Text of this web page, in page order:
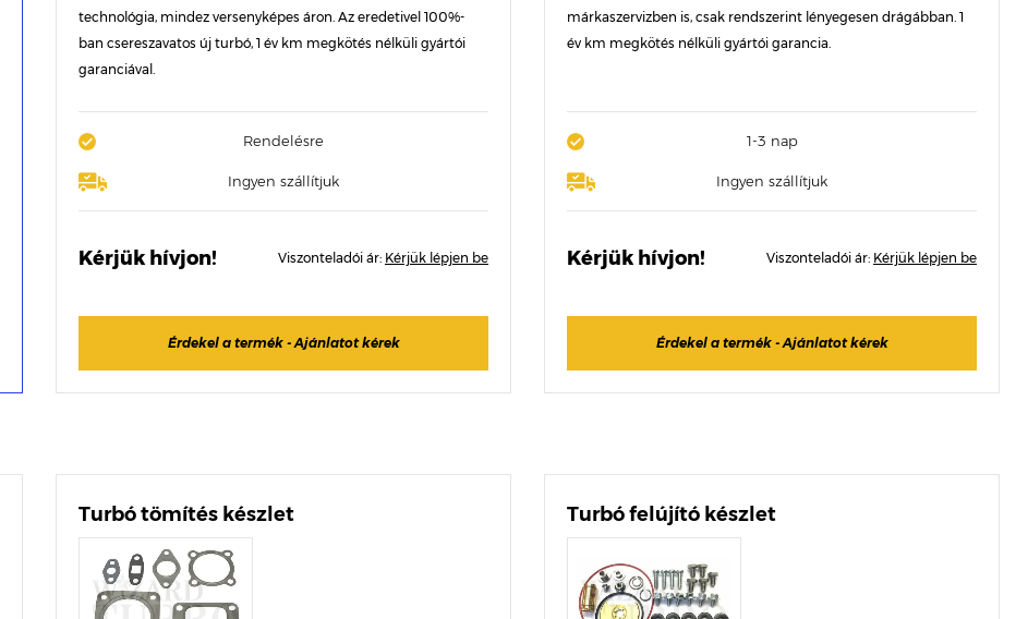
technológia, mindez versenyképes áron. Az eredetivel 100%-
ban csereszavatos új turbó, 1 év km megkötés nélküli gyártói
garanciával.
Rendelésre
Ingyen szállítjuk
Kérjük hívjon! Viszonteladói ár: Kérjük lépjen be
Érdekel a termék - Ajánlatot kérek
márkaszervizben is, csak rendszerint lényegesen drágábban. 1
év km megkötés nélküli gyártói garancia.
1-3 nap
Ingyen szállítjuk
Kérjük hívjon! Viszonteladói ár: Kérjük lépjen be
Érdekel a termék - Ajánlatot kérek
Turbó tömítés készlet Turbó felújító készlet